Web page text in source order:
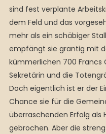
sind fest verplante
dem Feld und das
mehr als ein schäbiger
empfängt sie grantig mit
kümmerlichen 700 Francs
Sekretärin und die
Doch eigentlich ist er der
Chance sie für die
überraschenden Erfolg als
gebrochen. Aber die